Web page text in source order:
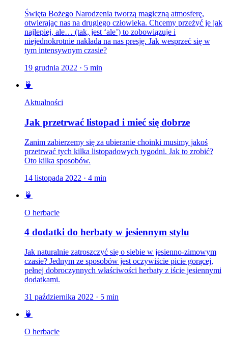
Święta Bożego Narodzenia tworzą magiczną atmosferę,
otwierając nas na drugiego człowieka. Chcemy przeżyć je jak
najlepiej, ale… (tak, jest ‘ale’) to zobowiązuje i
niejednokrotnie nakłada na nas presję. Jak wesprzeć się w
tym intensywnym czasie?
19 grudnia 2022 · 5 min
🍵
Aktualności
Jak przetrwać listopad i mieć się dobrze
Zanim zabierzemy się za ubieranie choinki musimy jakoś
przetrwać tych kilka listopadowych tygodni. Jak to zrobić?
Oto kilka sposobów.
14 listopada 2022 · 4 min
🍵
O herbacie
4 dodatki do herbaty w jesiennym stylu
Jak naturalnie zatroszczyć się o siebie w jesienno-zimowym
czasie? Jednym ze sposobów jest oczywiście picie gorącej,
pełnej dobroczynnych właściwości herbaty z iście jesiennymi
dodatkami.
31 października 2022 · 5 min
🍵
O herbacie